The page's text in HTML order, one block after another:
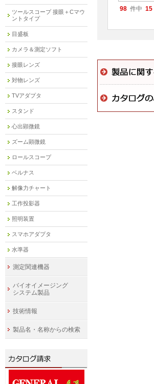
98 件中 15
ツールスコープ 接眼＋Cマウ
ントタイプ
目盛板
カメラ＆測定ソフト
接眼レンズ
対物レンズ
TVアダプタ
スタンド
心出顕微鏡
ズーム顕微鏡
ロールスコープ
ベルナス
解像力チャート
工作投影器
照明装置
スマホアダプタ
水準器
測定関連機器
バイオイメージング
システム製品
技術情報
製品名・名称からの検索